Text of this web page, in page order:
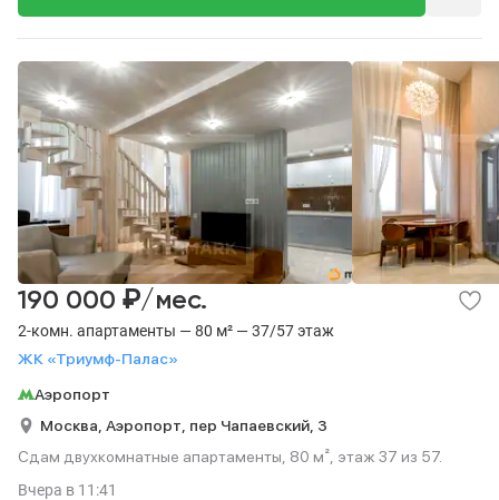
2-комн. апартаменты — 80 м² — 37/57 этаж
ЖК «Триумф-Палас»
190 000 ₽/мес.
Аэропорт
Москва, Аэропорт, пер Чапаевский, 3
Сдам двухкомнатные апартаменты, 80 м², этаж 37 из 57.
Вчера в 11:41